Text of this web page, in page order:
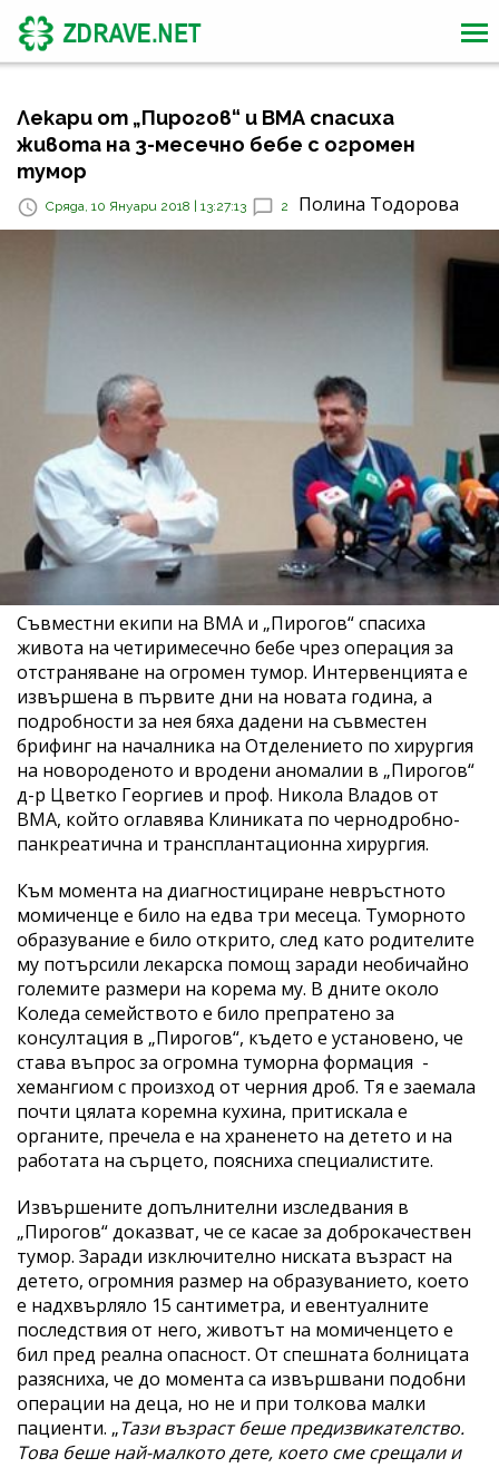
Лекари от „Пирогов“ и ВМА спасиха
живота на 3-месечно бебе с огромен
тумор
Сряда, 10 Януари 2018 | 13:27:13 2 Полина Тодорова
Съвместни екипи на ВМА и „Пирогов“ спасиха
живота на четиримесечно бебе чрез операция за
отстраняване на огромен тумор. Интервенцията е
извършена в първите дни на новата година, а
подробности за нея бяха дадени на съвместен
брифинг на началника на Отделението по хирургия
на новороденото и вродени аномалии в „Пирогов“
д-р Цветко Георгиев и проф. Никола Владов от
ВМА, който оглавява Клиниката по чернодробно-
панкреатична и трансплантационна хирургия.
Към момента на диагностициране невръстното
момиченце е било на едва три месеца. Туморното
образувание е било открито, след като родителите
му потърсили лекарска помощ заради необичайно
големите размери на корема му. В дните около
Коледа семейството е било препратено за
консултация в „Пирогов“, където е установено, че
става въпрос за огромна туморна формация -
хемангиом с произход от черния дроб. Тя е заемала
почти цялата коремна кухина, притискала е
органите, пречела е на храненето на детето и на
работата на сърцето, поясниха специалистите.
Извършените допълнителни изследвания в
„Пирогов“ доказват, че се касае за доброкачествен
тумор. Заради изключително ниската възраст на
детето, огромния размер на образуванието, което
е надхвърляло 15 сантиметра, и евентуалните
последствия от него, животът на момиченцето е
бил пред реална опасност. От спешната болницата
разясниха, че до момента са извършвани подобни
операции на деца, но не и при толкова малки
пациенти. „Тази възраст беше предизвикателство.
Това беше най-малкото дете, което сме срещали и